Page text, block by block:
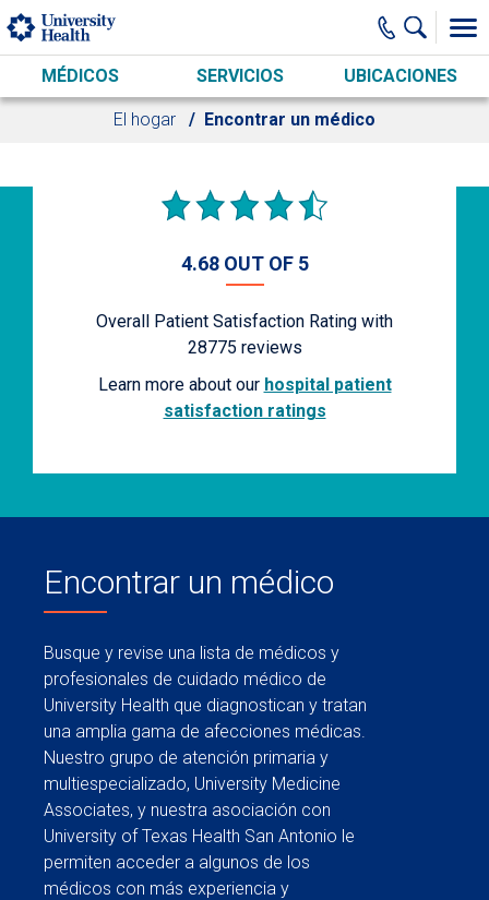
Skip to main content
MÉDICOS SERVICIOS UBICACIONES
El hogar Encontrar un médico
4.68 OUT OF 5
Overall Patient Satisfaction Rating with
28775 reviews
Learn more about our hospital patient
satisfaction ratings
Encontrar un médico
Busque y revise una lista de médicos y
profesionales de cuidado médico de
University Health que diagnostican y tratan
una amplia gama de afecciones médicas.
Nuestro grupo de atención primaria y
multiespecializado, University Medicine
Associates, y nuestra asociación con
University of Texas Health San Antonio le
permiten acceder a algunos de los
médicos con más experiencia y